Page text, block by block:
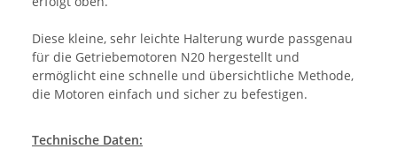
Diese kleine, sehr leichte Halterung wurde passgenau
für die Getriebemotoren N20 hergestellt und
ermöglicht eine schnelle und übersichtliche Methode,
die Motoren einfach und sicher zu befestigen.
Technische Daten: